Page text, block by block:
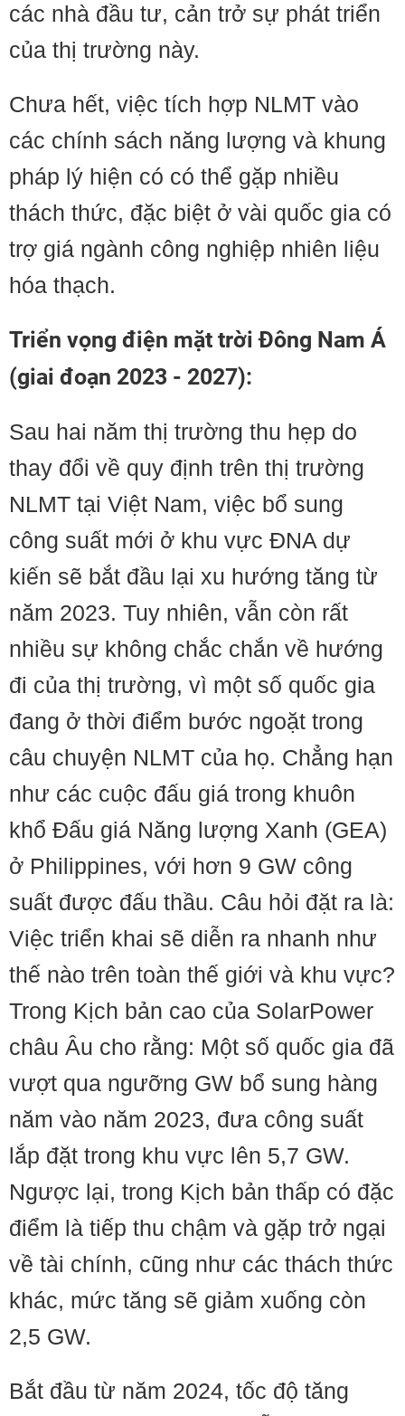
các nhà đầu tư, cản trở sự phát triển
của thị trường này.
Chưa hết, việc tích hợp NLMT vào
các chính sách năng lượng và khung
pháp lý hiện có có thể gặp nhiều
thách thức, đặc biệt ở vài quốc gia có
trợ giá ngành công nghiệp nhiên liệu
hóa thạch.
Triển vọng điện mặt trời Đông Nam Á
(giai đoạn 2023 - 2027):
Sau hai năm thị trường thu hẹp do
thay đổi về quy định trên thị trường
NLMT tại Việt Nam, việc bổ sung
công suất mới ở khu vực ĐNA dự
kiến sẽ bắt đầu lại xu hướng tăng từ
năm 2023. Tuy nhiên, vẫn còn rất
nhiều sự không chắc chắn về hướng
đi của thị trường, vì một số quốc gia
đang ở thời điểm bước ngoặt trong
câu chuyện NLMT của họ. Chẳng hạn
như các cuộc đấu giá trong khuôn
khổ Đấu giá Năng lượng Xanh (GEA)
ở Philippines, với hơn 9 GW công
suất được đấu thầu. Câu hỏi đặt ra là:
Việc triển khai sẽ diễn ra nhanh như
thế nào trên toàn thế giới và khu vực?
Trong Kịch bản cao của SolarPower
châu Âu cho rằng: Một số quốc gia đã
vượt qua ngưỡng GW bổ sung hàng
năm vào năm 2023, đưa công suất
lắp đặt trong khu vực lên 5,7 GW.
Ngược lại, trong Kịch bản thấp có đặc
điểm là tiếp thu chậm và gặp trở ngại
về tài chính, cũng như các thách thức
khác, mức tăng sẽ giảm xuống còn
2,5 GW.
Bắt đầu từ năm 2024, tốc độ tăng